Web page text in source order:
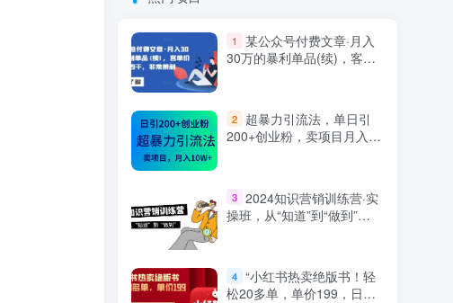
1
某公众号付费文章·月入
30万的暴利单品(续)，客单
2
超暴力引流法，单日引
200+创业粉，卖项目月入10
3 2024知识营销训练营·实
操班，从“知道”到“做到”
4 “小红书热卖绝版书！轻
松20多单，单价199，日入